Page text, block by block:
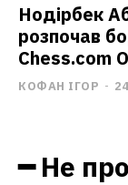
Нодірбек
розпочав
Chess.com
КОФАН ІГОР -
━ Не